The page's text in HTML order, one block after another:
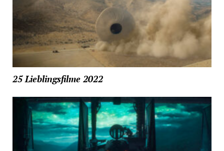
25 Lieblingsfilme 2022